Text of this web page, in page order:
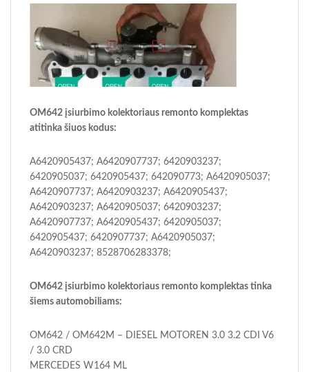
OM642 įsiurbimo kolektoriaus remonto komplektas
atitinka šiuos kodus:
A6420905437; A6420907737; 6420903237;
6420905037; 6420905437; 642090773; A6420905037;
A6420907737; A6420903237; A6420905437;
A6420903237; A6420905037; 6420903237;
A6420907737; A6420905437; 6420905037;
6420905437; 6420907737; A6420905037;
A6420903237; 8528706283378;
OM642 įsiurbimo kolektoriaus remonto komplektas tinka
šiems automobiliams:
OM642 / OM642M – DIESEL MOTOREN 3.0 3.2 CDI V6
/ 3.0 CRD
MERCEDES W164 ML